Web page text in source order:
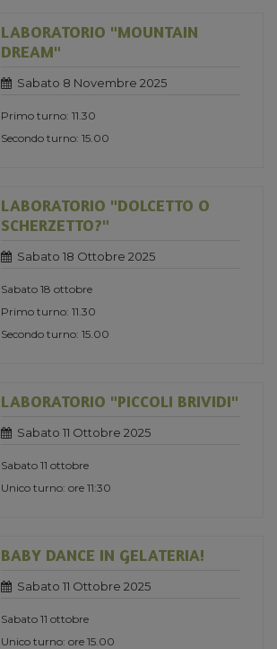
LABORATORIO "MOUNTAIN
DREAM"
Sabato 8 Novembre 2025
Primo turno: 11.30
Secondo turno: 15.00
LABORATORIO "DOLCETTO O
SCHERZETTO?"
Sabato 18 Ottobre 2025
Sabato 18 ottobre
Primo turno: 11.30
Secondo turno: 15.00
LABORATORIO "PICCOLI BRIVIDI"
Sabato 11 Ottobre 2025
Sabato 11 ottobre
Unico turno: ore 11:30
BABY DANCE IN GELATERIA!
Sabato 11 Ottobre 2025
Sabato 11 ottobre
Unico turno: ore 15.00